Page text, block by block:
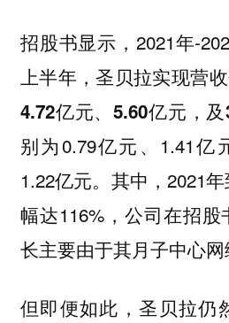
招股书显示，2021年-
上半年，圣贝拉实现营
4.72亿元、5.60亿元，
别为0.79亿元、1.41亿
1.22亿元。其中，2021
幅达116%，公司在招
长主要由于其月子中心网
但即便如此，圣贝拉仍